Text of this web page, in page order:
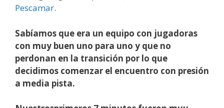
Pescamar.
Sabíamos que era un equipo con jugadoras
con muy buen uno para uno y que no
perdonan en la transición por lo que
decidimos comenzar el encuentro con presión
a media pista.